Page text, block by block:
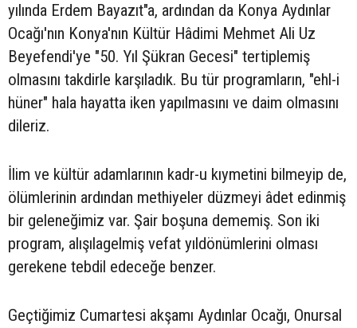
yılında Erdem Bayazıt"a, ardından da Konya Aydınlar
Ocağı'nın Konya'nın Kültür Hâdimi Mehmet Ali Uz
Beyefendi'ye "50. Yıl Şükran Gecesi" tertiplemiş
olmasını takdirle karşıladık. Bu tür programların, "ehl-i
hüner" hala hayatta iken yapılmasını ve daim olmasını
dileriz.
İlim ve kültür adamlarının kadr-u kıymetini bilmeyip de,
ölümlerinin ardından methiyeler düzmeyi âdet edinmiş
bir geleneğimiz var. Şair boşuna dememiş. Son iki
program, alışılagelmiş vefat yıldönümlerini olması
gerekene tebdil edeceğe benzer.
Geçtiğimiz Cumartesi akşamı Aydınlar Ocağı, Onursal